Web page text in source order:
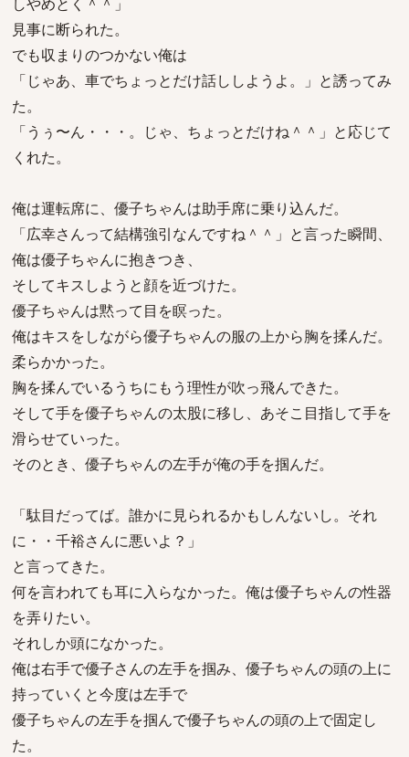
見事に断られた。
でも収まりのつかない俺は
「じゃあ、車でちょっとだけ話ししようよ。」と誘ってみ
た。
「うぅ〜ん・・・。じゃ、ちょっとだけね＾＾」と応じて
くれた。
俺は運転席に、優子ちゃんは助手席に乗り込んだ。
「広幸さんって結構強引なんですね＾＾」と言った瞬間、
俺は優子ちゃんに抱きつき、
そしてキスしようと顔を近づけた。
優子ちゃんは黙って目を瞑った。
俺はキスをしながら優子ちゃんの服の上から胸を揉んだ。
柔らかかった。
胸を揉んでいるうちにもう理性が吹っ飛んできた。
そして手を優子ちゃんの太股に移し、あそこ目指して手を
滑らせていった。
そのとき、優子ちゃんの左手が俺の手を掴んだ。
「駄目だってば。誰かに見られるかもしんないし。それ
に・・千裕さんに悪いよ？」
と言ってきた。
何を言われても耳に入らなかった。俺は優子ちゃんの性器
を弄りたい。
それしか頭になかった。
俺は右手で優子さんの左手を掴み、優子ちゃんの頭の上に
持っていくと今度は左手で
優子ちゃんの左手を掴んで優子ちゃんの頭の上で固定し
た。